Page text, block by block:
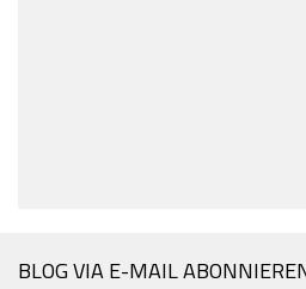
BLOG VIA E-MAIL